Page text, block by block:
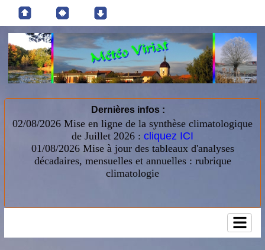
Dernières infos :
02/08/2026 Mise en ligne de la synthèse climatologique
de Juillet 2026 : cliquez ICI
01/08/2026 Mise à jour des tableaux d'analyses
décadaires, mensuelles et annuelles : rubrique
climatologie